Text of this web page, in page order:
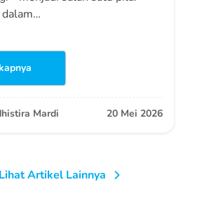
Mardi 20 Mei 2026
Lihat Artikel Lainnya